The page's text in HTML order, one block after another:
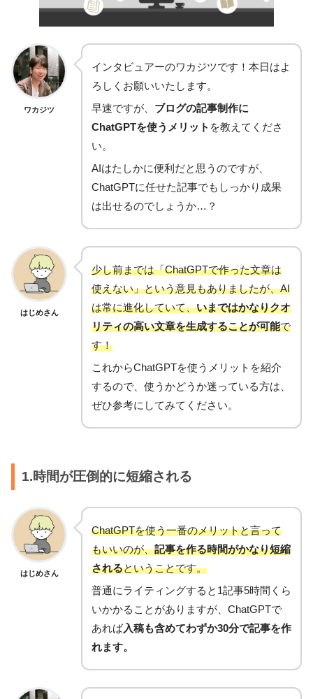
ワカジツ
インタビュアーのワカジツです！本日はよ
ろしくお願いいたします。
早速ですが、 ブログの記事制作に
ChatGPTを使うメリット を教えてくださ
い。
AIはたしかに便利だと思うのですが、
ChatGPTに任せた記事でもしっかり成果
は出せるのでしょうか…？
はじめさん
少し前までは「ChatGPTで作った文章は
使えない」という意見もありましたが、AI
は常に進化していて、いまではかなりクオ
リティの高い文章を生成することが可能で
す！
これからChatGPTを使うメリットを紹介
するので、使うかどうか迷っている方は、
ぜひ参考にしてみてください。
1.時間が圧倒的に短縮される
はじめさん
ChatGPTを使う一番のメリットと言って
もいいのが、記事を作る時間がかなり短縮
されるということです。
普通にライティングすると1記事5時間くら
いかかることがありますが、ChatGPTで
あれば入稿も含めてわずか30分で記事を作
れます。